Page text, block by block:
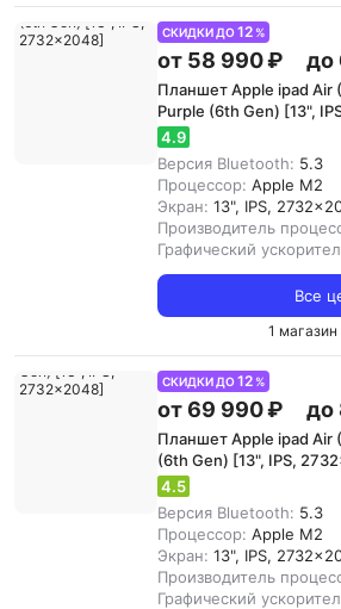
СКИДКИ ДО12 %
от 58 990 ₽ до
Планшет Apple ipad Air
Purple (6th Gen) [13",
4.9
Версия Bluetooth: 5.3
Процессор: Apple M2
Экран: 13", IPS,
Производитель
Графический
Все
1 магазин
СКИДКИ ДО12 %
от 69 990 ₽ до
Планшет Apple ipad Air
(6th Gen) [13", IPS,
4.5
Версия Bluetooth: 5.3
Процессор: Apple M2
Экран: 13", IPS,
Производитель
Графический